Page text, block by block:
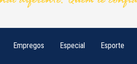
Empregos Especial Esporte